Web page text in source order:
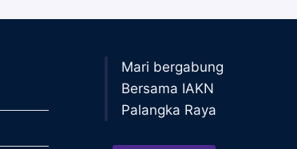
Mari bergabung
Bersama IAKN
Palangka Raya